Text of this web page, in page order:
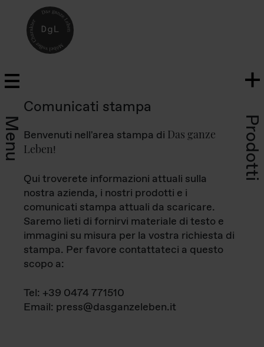
Menu Prodotti
Comunicati stampa
Benvenuti nell'area stampa di Das ganze
Leben!
Qui troverete informazioni attuali sulla
nostra azienda, i nostri prodotti e i
comunicati stampa attuali da scaricare.
Saremo lieti di fornirvi materiale di testo e
immagini su misura per la vostra richiesta di
stampa. Per favore contattateci a questo
scopo a:
Tel: +39 0474 771510
Email: press@dasganzeleben.it